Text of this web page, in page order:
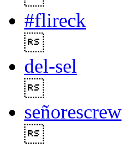
#flireck
del-sel
señorescrew